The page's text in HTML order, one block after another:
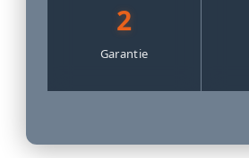
2
Garantie